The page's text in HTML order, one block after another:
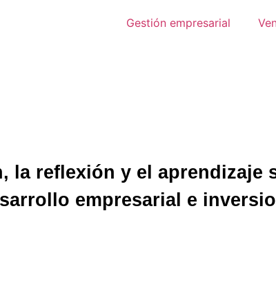
Gestión empresarial
la reflexión y el aprendizaje
empresarial e